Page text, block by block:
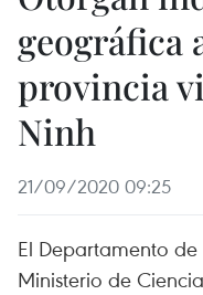
geográfica
provincia
Ninh
21/09/2020 09:25
El Departamento
Ministerio de